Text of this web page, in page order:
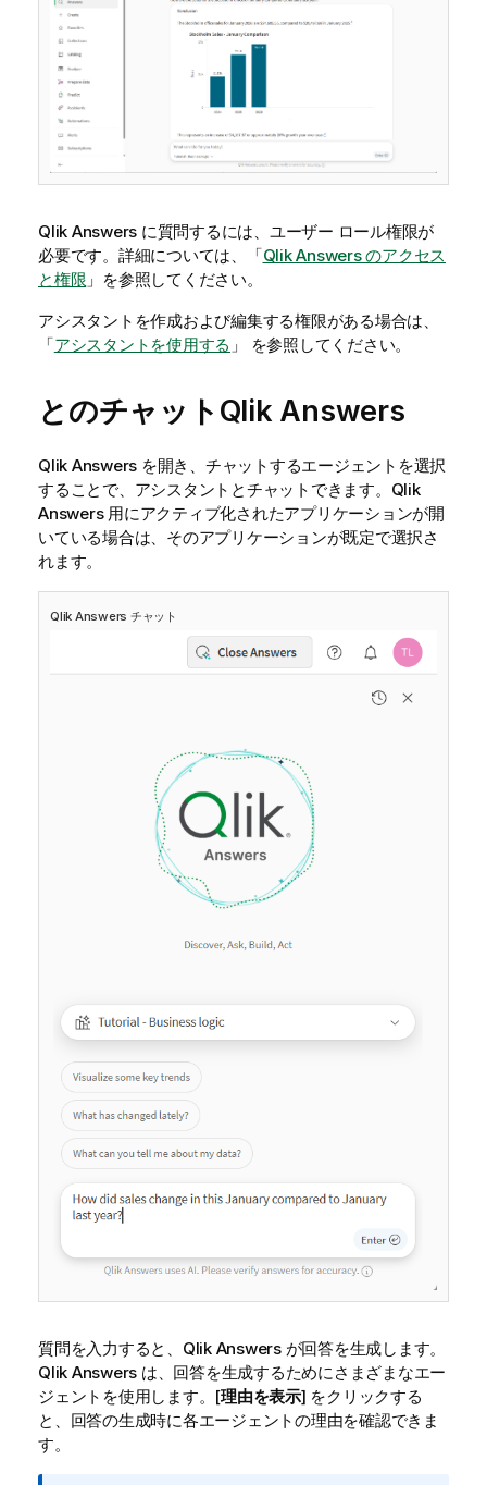
Qlik Answers に質問するには、ユーザー ロール権限が
必要です。詳細については、「Qlik Answers のアクセス
と権限 」を参照してください。
アシスタントを作成および編集する権限がある場合は、
「アシスタントを使用する 」 を参照してください。
とのチャット Qlik Answers
Qlik Answers を開き、チャットするエージェントを選択
することで、アシスタントとチャットできます。 Qlik
Answers用にアクティブ化されたアプリケーションが開
いている場合は、そのアプリケーションが既定で選択さ
れます。
Qlik Answers チャット
質問を入力すると、 Qlik Answersが回答を生成します。
Qlik Answers は、回答を生成するためにさまざまなエー
ジェントを使用します。[理由を表示] をクリックする
と、回答の生成時に各エージェントの理由を確認できま
す。